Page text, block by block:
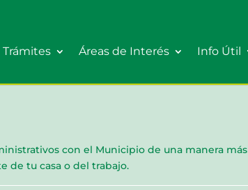
Trámites Áreas de Interés Info Útil
con el Municipio de una manera más
de tu casa o del trabajo.